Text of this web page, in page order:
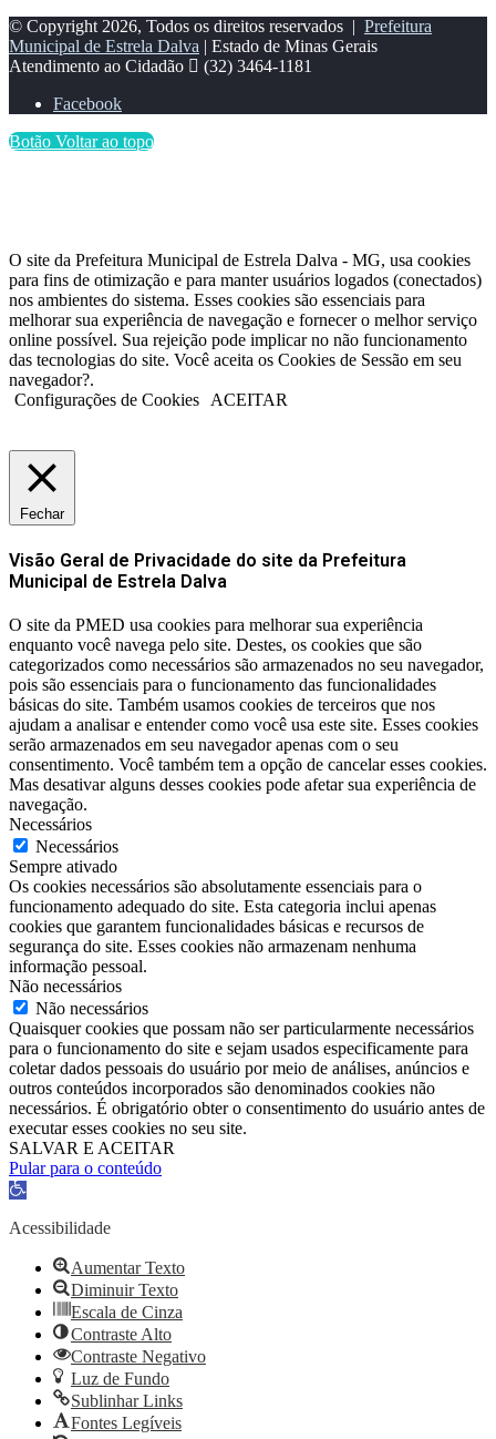
© Copyright 2026, Todos os direitos reservados | Prefeitura
Municipal de Estrela Dalva | Estado de Minas Gerais
Atendimento ao Cidadão
(32) 3464-1181
Facebook
Botão Voltar ao topo
O site da Prefeitura Municipal de Estrela Dalva - MG, usa cookies
para fins de otimização e para manter usuários logados (conectados)
nos ambientes do sistema. Esses cookies são essenciais para
melhorar sua experiência de navegação e fornecer o melhor serviço
online possível. Sua rejeição pode implicar no não funcionamento
das tecnologias do site. Você aceita os Cookies de Sessão em seu
navegador?.
Configurações de Cookies
ACEITAR
Fechar
Visão Geral de Privacidade do site da Prefeitura
Municipal de Estrela Dalva
O site da PMED usa cookies para melhorar sua experiência
enquanto você navega pelo site. Destes, os cookies que são
categorizados como necessários são armazenados no seu navegador,
pois são essenciais para o funcionamento das funcionalidades
básicas do site. Também usamos cookies de terceiros que nos
ajudam a analisar e entender como você usa este site. Esses cookies
serão armazenados em seu navegador apenas com o seu
consentimento. Você também tem a opção de cancelar esses cookies.
Mas desativar alguns desses cookies pode afetar sua experiência de
navegação.
Necessários
Necessários
Sempre ativado
Os cookies necessários são absolutamente essenciais para o
funcionamento adequado do site. Esta categoria inclui apenas
cookies que garantem funcionalidades básicas e recursos de
segurança do site. Esses cookies não armazenam nenhuma
informação pessoal.
Não necessários
Não necessários
Quaisquer cookies que possam não ser particularmente necessários
para o funcionamento do site e sejam usados ​​especificamente para
coletar dados pessoais do usuário por meio de análises, anúncios e
outros conteúdos incorporados são denominados cookies não
necessários. É obrigatório obter o consentimento do usuário antes de
executar esses cookies no seu site.
SALVAR E ACEITAR
Pular para o conteúdo
Barra
Ferramentas
Acessibilidade
Aumentar Texto
Diminuir Texto
Escala de Cinza
Contraste Alto
Contraste Negativo
Luz de Fundo
Sublinhar Links
Fontes Legíveis